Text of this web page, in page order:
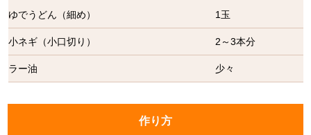
ゆでうどん（細め） 1玉
小ネギ（小口切り） 2～3本分
ラー油 少々
作り方